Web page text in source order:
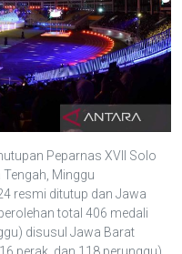
Peparnas XVII Solo
Minggu
resmi ditutup dan Jawa
total 406 medali
disusul Jawa Barat
perak, dan 118 perunggu).